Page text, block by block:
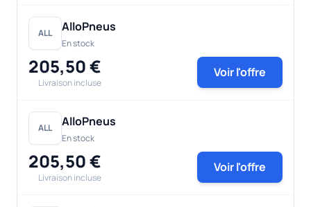
ALL AlloPneus
En stock
205,50 €
Livraison incluse
Voir l'offre
ALL AlloPneus
En stock
205,50 €
Livraison incluse
Voir l'offre